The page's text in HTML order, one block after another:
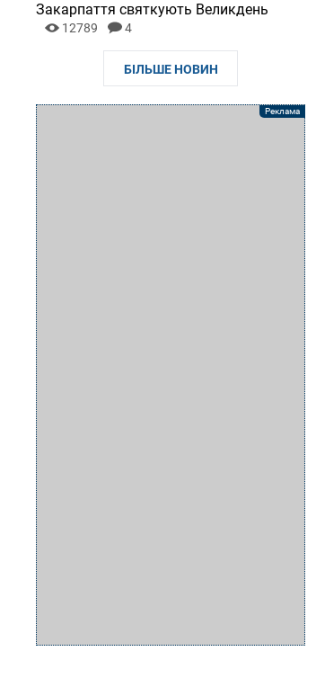
Закарпаття святкують Великдень
12789 4
БІЛЬШЕ НОВИН